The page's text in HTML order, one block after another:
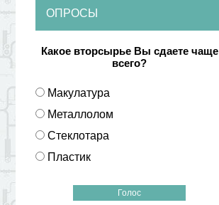
ОПРОСЫ
Какое вторсырье Вы сдаете чаще
всего?
Макулатура
Металлолом
Стеклотара
Пластик